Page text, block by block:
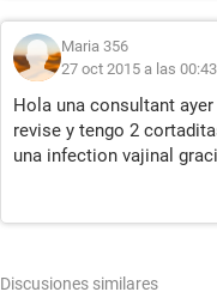
Maria 356
27 oct 2015 a las 00:43
Hola una consultant
revise y tengo 2
una infection vajinal
Discusiones similares